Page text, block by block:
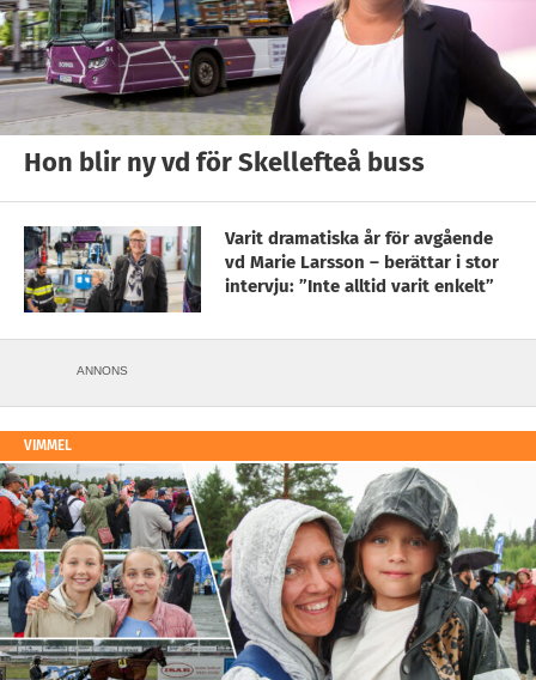
Hon blir ny vd för Skellefteå buss
Varit dramatiska år för avgående
vd Marie Larsson – berättar i stor
intervju: ”Inte alltid varit enkelt”
ANNONS
VIMMEL